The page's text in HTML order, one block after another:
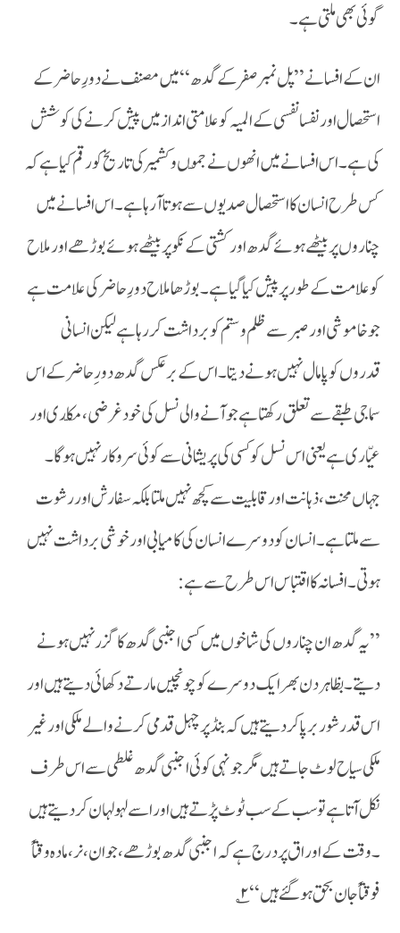
گوئی بھی ملتی ہے ۔
ان کے افسانے’’پل نمبر صفر کے گدھ ‘‘ میں مصنف نے دورِ حاضر کے
استحصال اور نفسا نفسی کے المیہ کو علامتی انداز میں پیش کرنے کی کوشش
کی ہے ۔اس افسانے میں انھوں نے جمّوں و کشمیر کی تاریخ کو رقم کیا ہے کہ
کس طرح انسان کا استحصال صدیوں سے ہوتا آرہا ہے ۔اس افسانے میں
چناروں پر بیٹھے ہوئے گدھ اور کشتی کے نکو پر بیٹھے ہوئے بوڑھے اور ملاح
کو علامت کے طور پر پیش کیا گیا ہے ۔بوڑھا ملاح دورِ حاضر کی علامت ہے
جو خاموشی اور صبر سے ظلم و ستم کو برداشت کر رہا ہے لیکن انسانی
قدروں کو پامال نہیں ہونے دیتا ۔اس کے بر عکس گدھ دور ِ حاضر کے اس
سماجی طبقے سے تعلق رکھتا ہے جو آنے والی نسل کی خود غرضی ،مکّاری اور
عیّاری ہے یعنی اس نسل کو کسی کی پریشانی سے کوئی سروکار نہیں ہو گا ۔
جہاں محنت ،ذہانت اور قابلیت سے کچھ نہیں ملتا بلکہ سفارش اور رشوت
سے ملتا ہے ۔انسان کو دوسرے انسان کی کامیابی اور خوشی برداشت نہیں
ہوتی ۔افسانہ کا اقتباس اس طرح سے ہے :
’’یہ گدھ ان چناروں کی شاخوں میں کسی اجنبی گدھ کا گزر نہیں ہونے
دیتے ۔بظاہر دن بھر ایک دوسرے کو چونچیں مارتے دکھائی دیتے ہیں اور
اس قدر شور برپا کردیتے ہیں کہ بنڈ پر چہل قدمی کرنے والے ملکی اور غیر
ملکی سیاح لوٹ جاتے ہیں مگر جو نہی کو ئی اجنبی گدھ غلطی سے اس طرف
نکل آتا ہے تو سب کے سب ٹوٹ پڑتے ہیں اور اسے لہو لہان کر دیتے ہیں
۔وقت کے اوراق پر درج ہے کہ اجنبی گدھ بوڑھے ،جوان ،نر ،مادہ وقتاً
فوقتاًجان بحق ہو گئے ہیں ‘‘۲؎